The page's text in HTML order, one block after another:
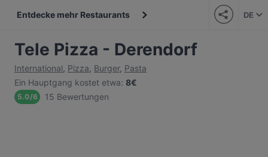
Entdecke mehr Restaurants DE
Tele Pizza - Derendorf
International, Pizza, Burger, Pasta
Ein Hauptgang kostet etwa: 8€
5.0/6 15 Bewertungen